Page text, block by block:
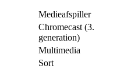
Medieafspiller
Chromecast (3.
generation)
Multimedia
Sort